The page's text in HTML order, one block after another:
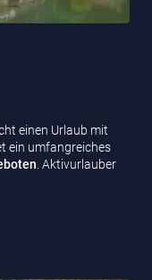
einen Urlaub mit
ein umfangreiches
. Aktivurlauber